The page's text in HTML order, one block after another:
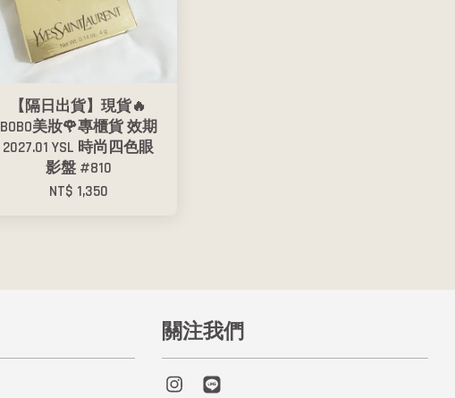
【隔日出貨】現貨🔥
BOBO美妝🌹專櫃貨 效期
2027.01 YSL 時尚四色眼
影盤 #810
NT$ 1,350
關注我們
Instagram